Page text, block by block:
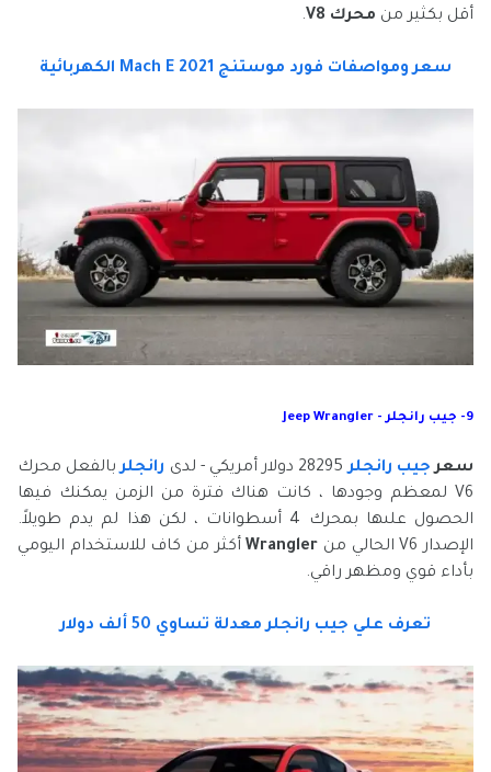
أقل بكثير من محرك V8 .
سعر ومواصفات فورد موستنج Mach E 2021 الكهربائية
9- جيب رانجلر - Jeep Wrangler
سعرجيب رانجلر28295 دولار أمريكي - لدى رانجلربالفعل محرك
V6 لمعظم وجودها ، كانت هناك فترة من الزمن يمكنك فيها
الحصول علىها بمحرك 4 أسطوانات ، لكن هذا لم يدم طويلاً.
الإصدار V6 الحالي من
Wranglerأكثر من كاف للاستخدام اليومي
بأداء قوي ومظهر راقي.
تعرف علي جيب رانجلر معدلة تساوي 50 ألف دولار